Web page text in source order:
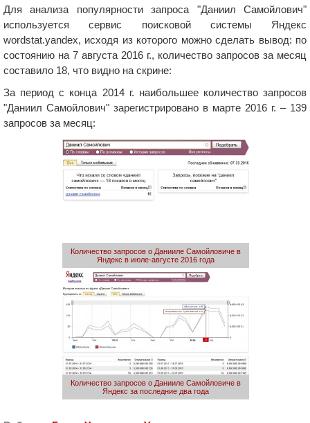
Для анализа популярности запроса "Даниил Самойлович"
используется сервис поисковой системы Яндекс
wordstat.yandex, исходя из которого можно сделать вывод: по
состоянию на 7 августа 2016 г., количество запросов за месяц
составило 18, что видно на скрине:
За период с конца 2014 г. наибольшее количество запросов
"Даниил Самойлович" зарегистрировано в марте 2016 г. – 139
запросов за месяц:
Количество запросов о Данииле Самойловиче в
Яндекс в июле-августе 2016 года
Количество запросов о Данииле Самойловиче в
Яндекс за последние два года